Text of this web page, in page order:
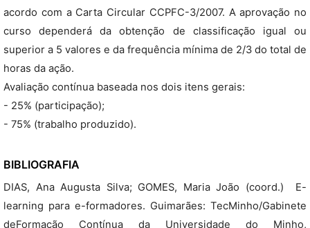
acordo com a Carta Circular CCPFC-3/2007. A aprovação no
curso dependerá da obtenção de classificação igual ou
superior a 5 valores e da frequência mínima de 2/3 do total de
horas da ação.
Avaliação contínua baseada nos dois itens gerais:
- 25% (participação);
- 75% (trabalho produzido).
BIBLIOGRAFIA
DIAS, Ana Augusta Silva; GOMES, Maria João (coord.)  E-
learning para e-formadores. Guimarães: TecMinho/Gabinete
deFormação Contínua da Universidade do Minho,